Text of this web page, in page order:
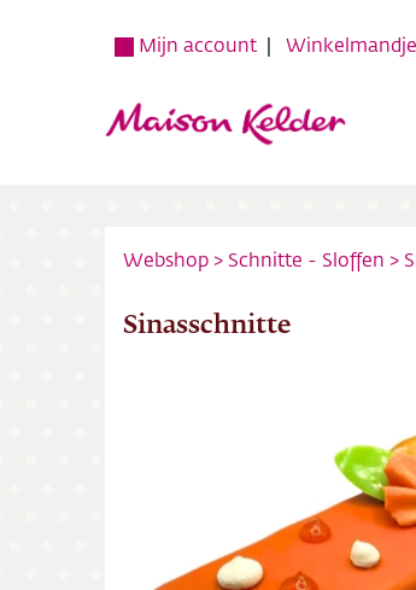
Mijn account Winkelmandje
Webshop > Schnitte - Sloffen >
Sinasschnitte